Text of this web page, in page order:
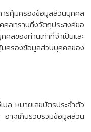
ารคุ้มครองข้อมูลส่วนบุคคล
คลทราบถึงวัตถุประสงค์ขอ
ลของท่านเท่าที่จำเป็นและ
ครองข้อมูลส่วนบุคคลของ
ล หมายเลขบัตรประจำตัว
าจเก็บรวบรวมข้อมูลส่วน